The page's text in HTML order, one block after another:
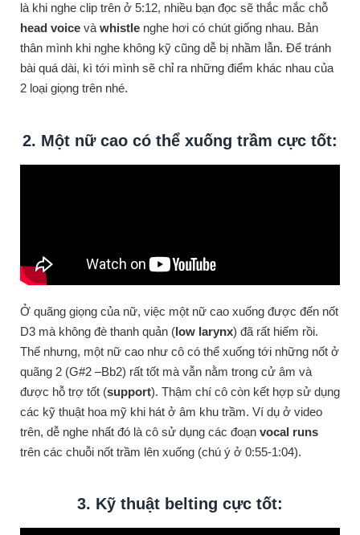
là khi nghe clip trên ở 5:12, nhiều bạn đọc sẽ thắc mắc chỗ
head voice và whistle nghe hơi có chút giống nhau. Bản
thân mình khi nghe không kỹ cũng dễ bị nhầm lẫn. Để tránh
bài quá dài, kì tới mình sẽ chỉ ra những điểm khác nhau của
2 loại giọng trên nhé.
2. Một nữ cao có thể xuống trầm cực tốt:
Ở quãng giọng của nữ, việc một nữ cao xuống được đến nốt
D3 mà không đè thanh quản (low larynx) đã rất hiếm rồi.
Thế nhưng, một nữ cao như cô có thể xuống tới những nốt ở
quãng 2 (G#2 –Bb2) rất tốt mà vẫn nằm trong cử âm và
được hỗ trợ tốt (support). Thậm chí cô còn kết hợp sử dụng
các kỹ thuật hoa mỹ khi hát ở âm khu trầm. Ví dụ ở video
trên, dễ nghe nhất đó là cô sử dụng các đoạn vocal runs
trên các chuỗi nốt trầm lên xuống (chú ý ở 0:55-1:04).
3. Kỹ thuật belting cực tốt: